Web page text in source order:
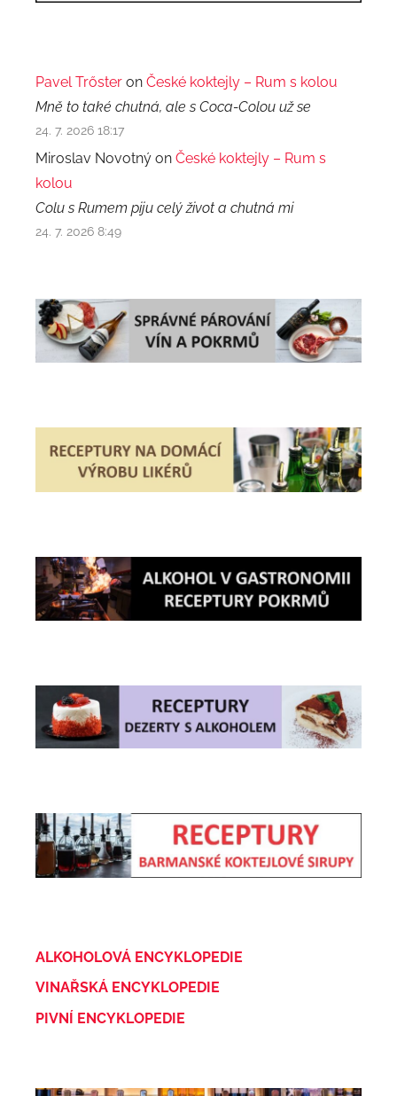
Pavel Trőster on České koktejly – Rum s kolou
Mně to také chutná, ale s Coca-Colou už se
24. 7. 2026 18:17
Miroslav Novotný on České koktejly – Rum s
kolou
Colu s Rumem piju celý život a chutná mi
24. 7. 2026 8:49
ALKOHOLOVÁ ENCYKLOPEDIE
VINAŘSKÁ ENCYKLOPEDIE
PIVNÍ ENCYKLOPEDIE